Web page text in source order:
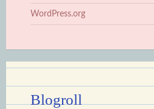
WordPress.org
Blogroll